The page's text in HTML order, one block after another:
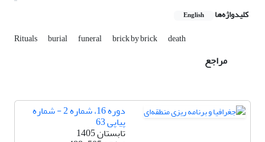
کلیدواژه‌ها English
Rituals burial funeral brick by brick death
مراجع
دوره 16، شماره 2 - شماره
پیاپی 63
تابستان 1405